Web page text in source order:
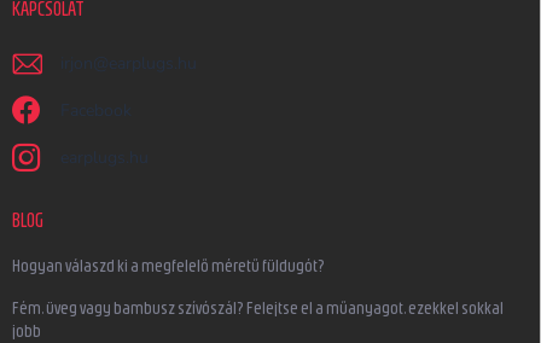
KAPCSOLAT
irjon @ earplugs.hu
Facebook
earplugs.hu
BLOG
Hogyan válaszd ki a megfelelő méretű füldugót?
Fém, üveg vagy bambusz szívószál? Felejtse el a műanyagot, ezekkel sokkal
jobb